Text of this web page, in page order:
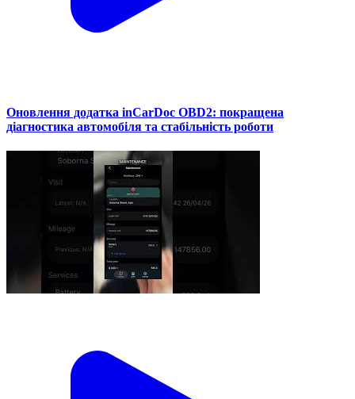
Оновлення додатка inCarDoc OBD2: покращена
діагностика автомобіля та стабільність роботи